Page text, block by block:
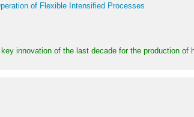
of Flexible Intensified Processes
innovation of the last decade for the production